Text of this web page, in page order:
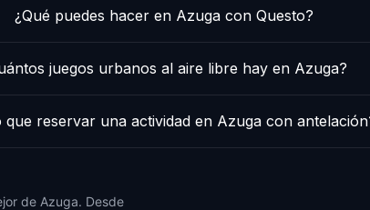
¿Qué puedes hacer en Azuga con Questo?
juegos urbanos al aire libre hay en Azuga?
que reservar una actividad en Azuga con
de Azuga. Desde